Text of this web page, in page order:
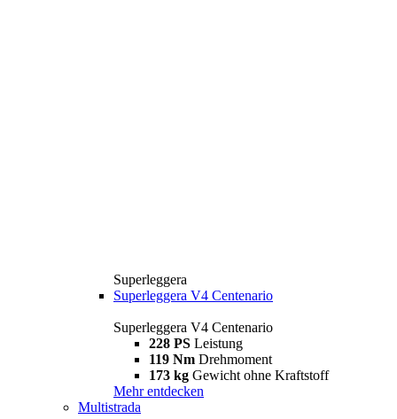
Superleggera
Superleggera V4 Centenario
Superleggera V4 Centenario
228 PS Leistung
119 Nm Drehmoment
173 kg Gewicht ohne Kraftstoff
Mehr entdecken
Multistrada